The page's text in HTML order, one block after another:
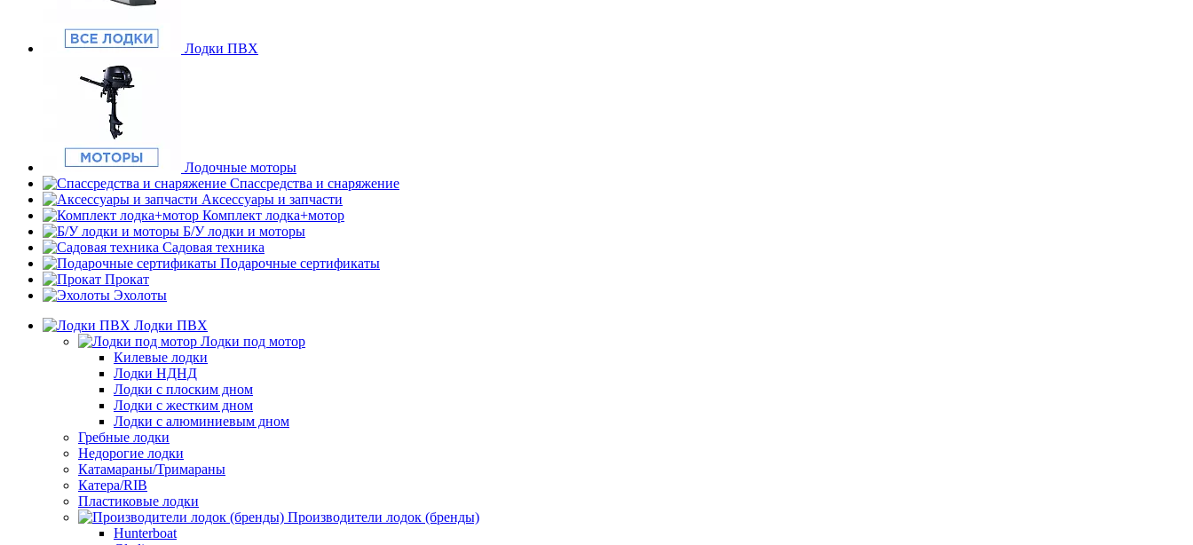
Лодки ПВХ
Лодочные моторы
Спассредства и снаряжение
Аксессуары и запчасти
Комплект лодка+мотор
Б/У лодки и моторы
Садовая техника
Подарочные сертификаты
Прокат
Эхолоты
Лодки ПВХ
Лодки под мотор
Килевые лодки
Лодки НДНД
Лодки с плоским дном
Лодки с жестким дном
Лодки с алюминиевым дном
Гребные лодки
Недорогие лодки
Катамараны/Тримараны
Катера/RIB
Пластиковые лодки
Производители лодок (бренды)
Hunterboat